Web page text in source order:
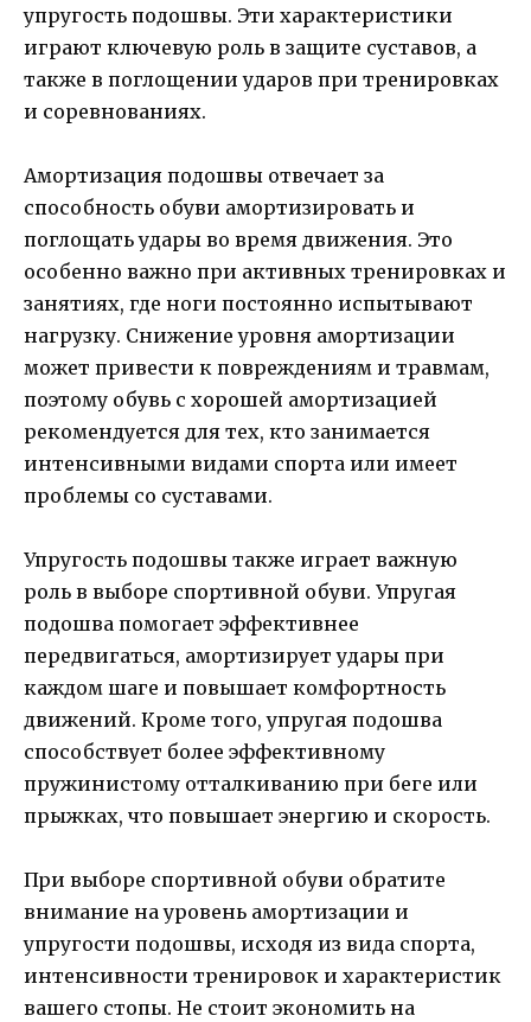
упругость подошвы. Эти характеристики
играют ключевую роль в защите суставов, а
также в поглощении ударов при тренировках
и соревнованиях.
Амортизация подошвы отвечает за
способность обуви амортизировать и
поглощать удары во время движения. Это
особенно важно при активных тренировках и
занятиях, где ноги постоянно испытывают
нагрузку. Снижение уровня амортизации
может привести к повреждениям и травмам,
поэтому обувь с хорошей амортизацией
рекомендуется для тех, кто занимается
интенсивными видами спорта или имеет
проблемы со суставами.
Упругость подошвы также играет важную
роль в выборе спортивной обуви. Упругая
подошва помогает эффективнее
передвигаться, амортизирует удары при
каждом шаге и повышает комфортность
движений. Кроме того, упругая подошва
способствует более эффективному
пружинистому отталкиванию при беге или
прыжках, что повышает энергию и скорость.
При выборе спортивной обуви обратите
внимание на уровень амортизации и
упругости подошвы, исходя из вида спорта,
интенсивности тренировок и характеристик
вашего стопы. Не стоит экономить на